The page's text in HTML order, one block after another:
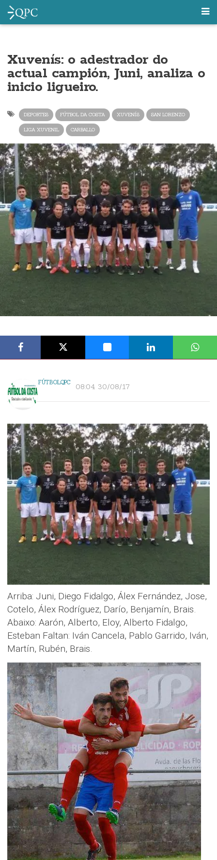
Xuvenís: o adestrador do
actual campión, Juni, analiza o
inicio ligueiro.
DEPORTES FÚTBOL DA COSTA XUVENÍS SAN LORENZO
LIGA XUVENIL CARBALLO
FÚTBOLQPC 08:04 30/08/17
Arriba: Juni, Diego Fidalgo, Álex Fernández, Jose,
Cotelo, Álex Rodríguez, Darío, Benjamín, Brais.
Abaixo: Aarón, Alberto, Eloy, Alberto Fidalgo,
Esteban Faltan: Iván Cancela, Pablo Garrido, Iván,
Martín, Rubén, Brais.